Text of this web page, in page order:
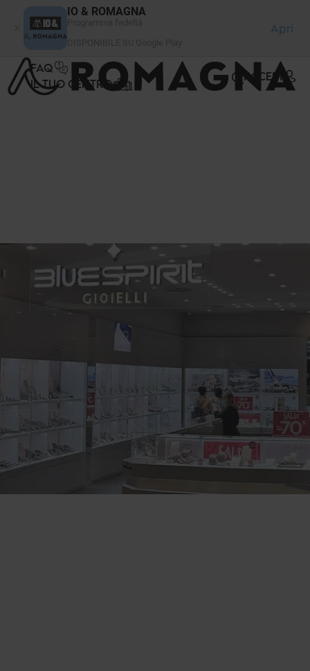
IO & ROMAGNA
Apri
FAQ
IL TUO CENTRO
ACCEDI
Pannello di gestione dei cookies